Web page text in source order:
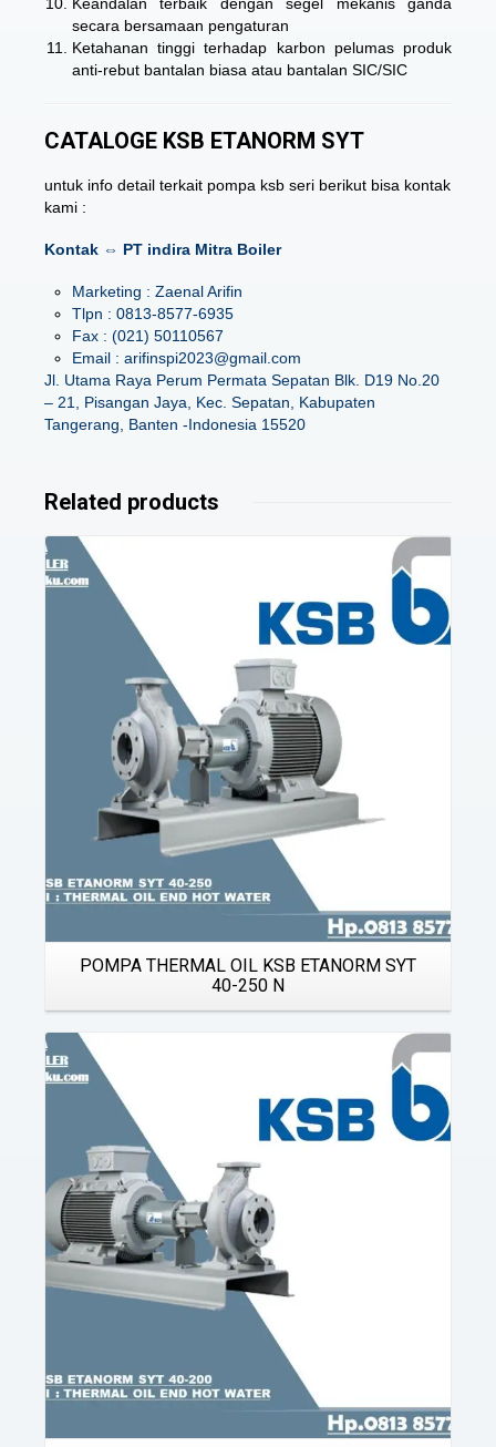
secara bersamaan pengaturan
Ketahanan tinggi terhadap karbon pelumas produk
anti-rebut bantalan biasa atau bantalan SIC/SIC
CATALOGE KSB ETANORM SYT
untuk info detail terkait pompa ksb seri berikut bisa kontak
kami :
Kontak ⇔ PT indira Mitra Boiler
Marketing : Zaenal Arifin
Tlpn : 0813-8577-6935
Fax : (021) 50110567
Email : arifinspi2023@gmail.com
Jl. Utama Raya Perum Permata Sepatan Blk. D19 No.20
– 21, Pisangan Jaya, Kec. Sepatan, Kabupaten
Tangerang, Banten -Indonesia 15520
Related products
Details
POMPA THERMAL OIL KSB ETANORM SYT
40-250 N
Details